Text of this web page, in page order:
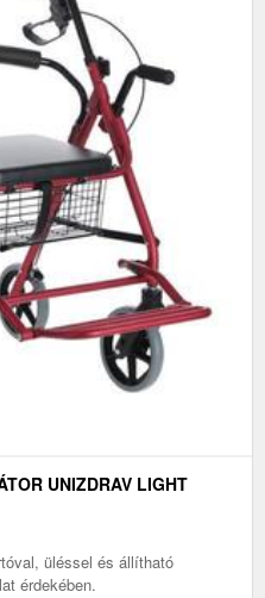
UNIZDRAV LIGHT
üléssel és állítható
érdekében.